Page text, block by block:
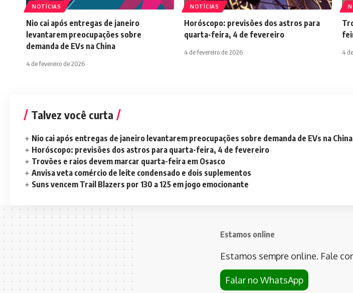
NOTÍCIAS
Nio cai após entregas de janeiro
levantarem preocupações sobre
demanda de EVs na China
4 de fevereiro de 2026
NOTÍCIAS
Horóscopo: previsões dos astros para
quarta-feira, 4 de fevereiro
4 de fevereiro de 2026 4
Talvez você curta
Nio cai após entregas de janeiro levantarem preocupações sobre demanda de EVs na China
Horóscopo: previsões dos astros para quarta-feira, 4 de fevereiro
Trovões e raios devem marcar quarta-feira em Osasco
Anvisa veta comércio de leite condensado e dois suplementos
Suns vencem Trail Blazers por 130 a 125 em jogo emocionante
Estamos online
Estamos sempre online. Fale
Falar no WhatsApp